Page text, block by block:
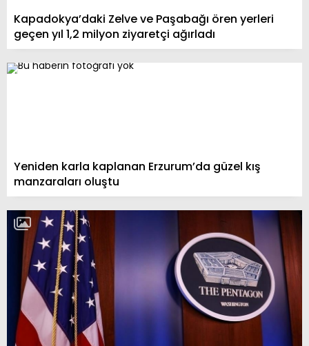
Kapadokya’daki Zelve ve Paşabağı ören yerleri
geçen yıl 1,2 milyon ziyaretçi ağırladı
Yeniden karla kaplanan Erzurum’da güzel kış
manzaraları oluştu